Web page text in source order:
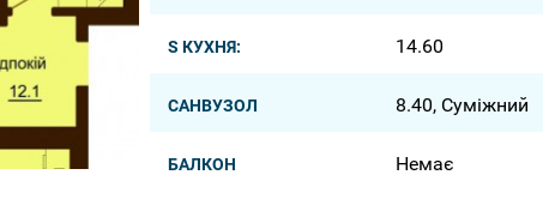
S КУХНЯ: 14.60
САНВУЗОЛ 8.40, Суміжний
БАЛКОН Немає